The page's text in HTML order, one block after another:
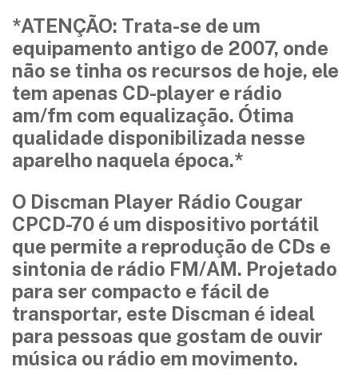
*ATENÇÃO: Trata-se de um
equipamento antigo de 2007, onde
não se tinha os recursos de hoje, ele
tem apenas CD-player e rádio
am/fm com equalização. Ótima
qualidade disponibilizada nesse
aparelho naquela época.*
O Discman Player Rádio Cougar
CPCD-70 é um dispositivo portátil
que permite a reprodução de CDs e
sintonia de rádio FM/AM. Projetado
para ser compacto e fácil de
transportar, este Discman é ideal
para pessoas que gostam de ouvir
música ou rádio em movimento.